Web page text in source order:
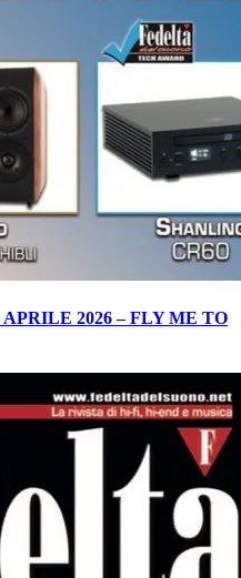
2026 – FLY ME TO